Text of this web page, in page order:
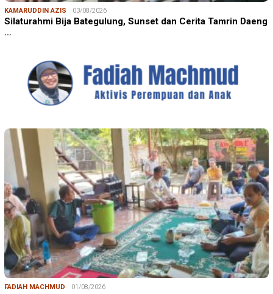
KAMARUDDIN AZIS 03/08/2026
Silaturahmi Bija Bategulung, Sunset dan Cerita Tamrin Daeng
…
FADIAH MACHMUD 01/08/2026